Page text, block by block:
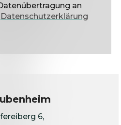
an
Datenschutzerklärung
6,